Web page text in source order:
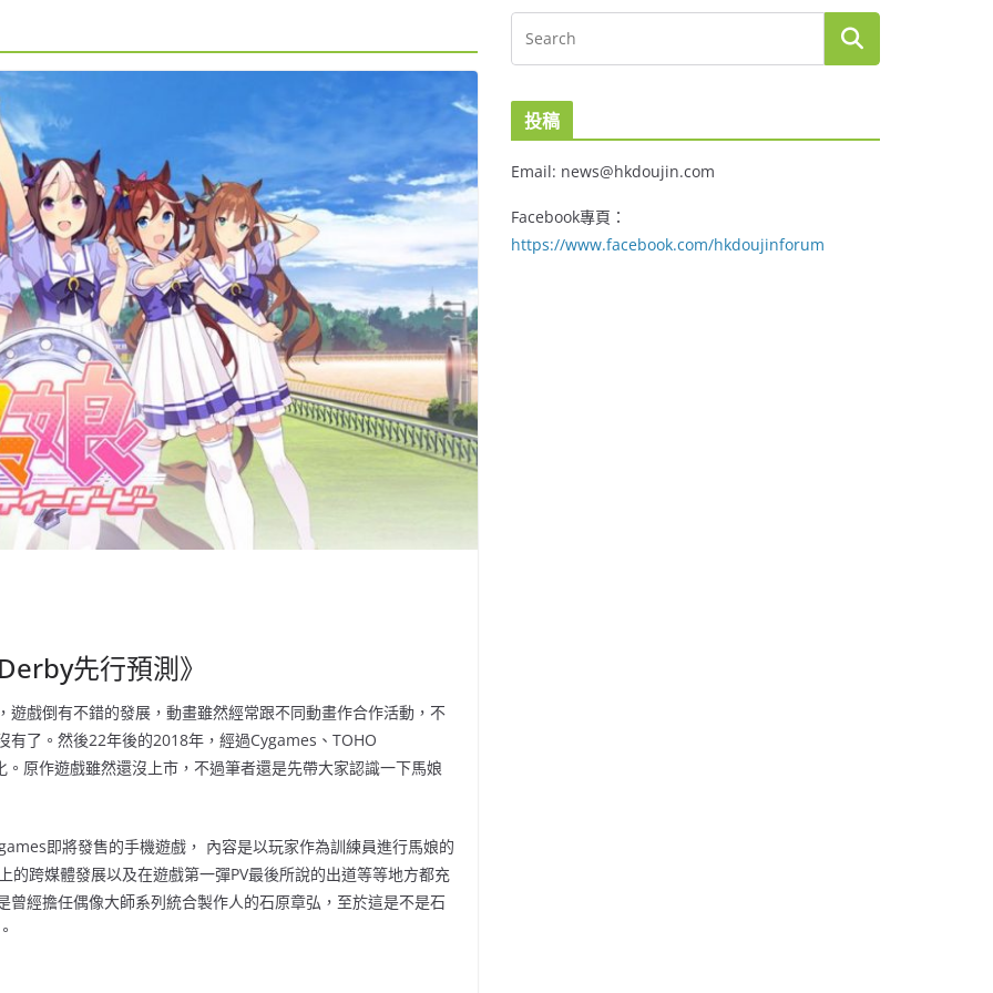
先行預測》
遊戲倒有不錯的發展，動畫雖然經常跟不同動畫作合作活動，不
有了。然後22年後的2018年，經過Cygames、TOHO
原作遊戲雖然還沒上市，不過筆者還是先帶大家認識一下馬娘
即將發售的手機遊戲， 內容是以玩家作為訓練員進行馬娘的
跨媒體發展以及在遊戲第一彈PV最後所說的出道等等地方都充
經擔任偶像大師系列統合製作人的石原章弘，至於這是不是石
投稿
Email: news@hkdoujin.com
Facebook專頁：
https://www.facebook.com/hkdoujinforum